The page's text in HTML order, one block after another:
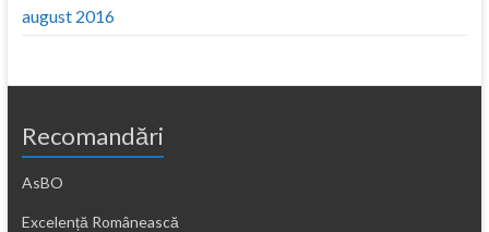
august 2016
Recomandări
AsBO
Excelență Românească